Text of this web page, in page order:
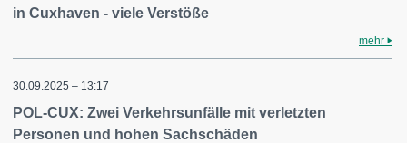
in Cuxhaven - viele Verstöße
mehr
30.09.2025 – 13:17
POL-CUX: Zwei Verkehrsunfälle mit verletzten
Personen und hohen Sachschäden